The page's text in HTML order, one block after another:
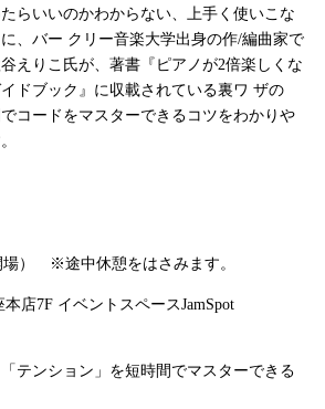
らいいのかわからない、上手く使いこな
、バー クリー音楽大学出身の作/編曲家で
えりこ氏が、著書『ピアノが2倍楽しくな
ドブック』に収載されている裏ワ ザの
コードをマスターできるコツをわかりや
場） ※途中休憩をはさみます。
店7F イベントスペースJamSpot
テンション」を短時間でマスターできる